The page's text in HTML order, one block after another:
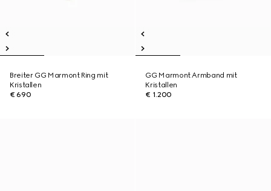
Breiter GG Marmont Ring mit
Kristallen
€ 690
GG Marmont Armband mit
Kristallen
€ 1.200